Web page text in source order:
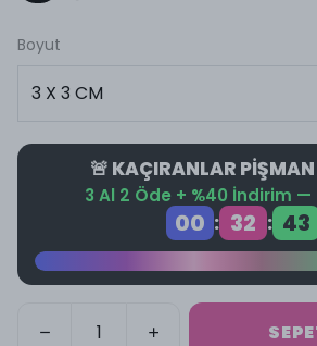
Boyut
🚨 KAÇIRANLAR
3 Al 2 Öde + %40 İndirim —
00 : 32 : 42